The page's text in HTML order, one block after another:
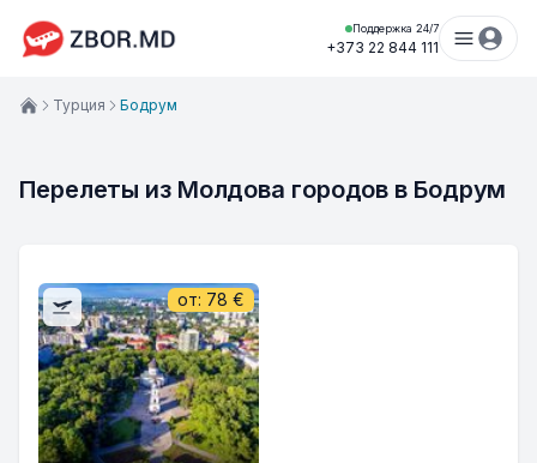
Поддержка 24/7
+373 22 844 111
Турция Бодрум
Перелеты из Молдова городов в Бодрум
от: 78 €